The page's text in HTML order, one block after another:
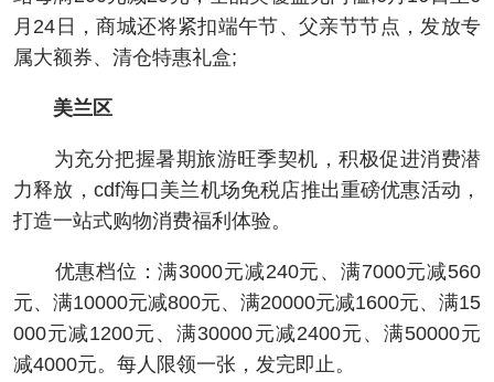
月24日，商城还将紧扣端午节、父亲节节点，发放专
属大额券、清仓特惠礼盒;
美兰区
为充分把握暑期旅游旺季契机，积极促进消费潜
力释放，cdf海口美兰机场免税店推出重磅优惠活动，
打造一站式购物消费福利体验。
优惠档位：满3000元减240元、满7000元减560
元、满10000元减800元、满20000元减1600元、满15
000元减1200元、满30000元减2400元、满50000元
减4000元。每人限领一张，发完即止。